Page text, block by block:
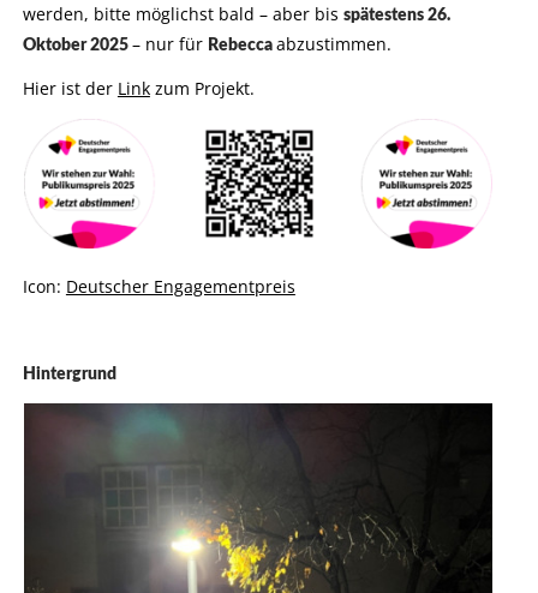
werden, bitte möglichst bald – aber bis spätestens 26.
Oktober 2025 – nur für Rebecca abzustimmen.
Hier ist der Linkzum Projekt.
Icon: Deutscher Engagementpreis
Hintergrund